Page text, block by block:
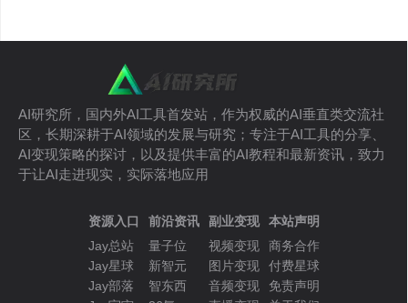
AI研究所，国内外AI工具首发站，作为权威的AI垂直类交流社
区，长期深耕于AI领域的发展与研究；专注于AI工具的分享、
AI变现策略的探讨，以及提供丰富的AI教程和最新资讯，致力
于让AI走进现实，实际落地应用
资源入口
Jay总站
Jay星球
Jay部落
前沿资讯
量子位
新智元
智东西
副业变现
视频变现
图片变现
音频变现
本站声明
商务合作
付费星球
免责声明